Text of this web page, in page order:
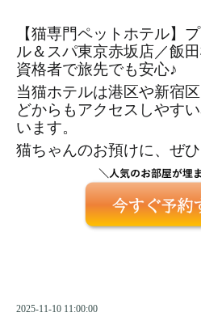
【猫専門ペットホテル】
ル＆スパ東京赤坂店／飯
資格者で旅先でも安心♪
当猫ホテルは港区や新宿
どからもアクセスしやす
います。
猫ちゃんのお預けに、ぜ
2025-11-10 11:00:00